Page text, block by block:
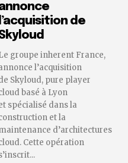
de
groupe inherent France,
l’acquisition
Skyloud, pure player
basé à Lyon
spécialisé dans la
et la
d’architectures
Cette opération